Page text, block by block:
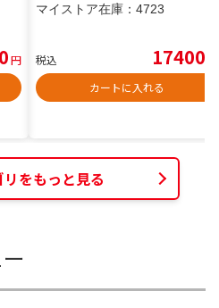
円
マイストア在庫： 4723
税込 17400
カートに入れる
をもっと見る